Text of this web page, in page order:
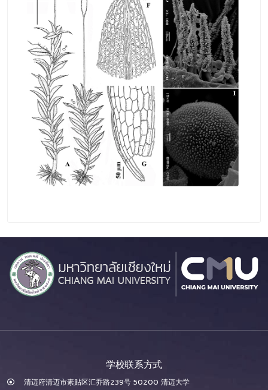
学校联系方式
清迈府清迈市素贴区汇乔路239号 50200 清迈大学